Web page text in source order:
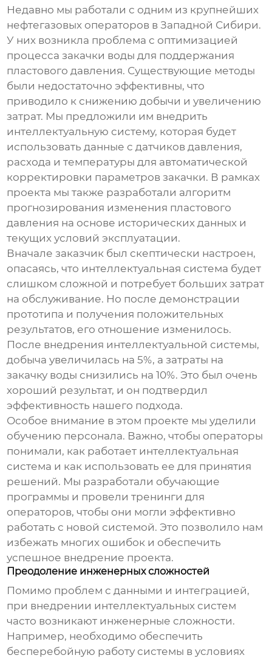
Недавно мы работали с одним из крупнейших
нефтегазовых операторов в Западной Сибири.
У них возникла проблема с оптимизацией
процесса закачки воды для поддержания
пластового давления. Существующие методы
были недостаточно эффективны, что
приводило к снижению добычи и увеличению
затрат. Мы предложили им внедрить
интеллектуальную систему, которая будет
использовать данные с датчиков давления,
расхода и температуры для автоматической
корректировки параметров закачки. В рамках
проекта мы также разработали алгоритм
прогнозирования изменения пластового
давления на основе исторических данных и
текущих условий эксплуатации.
Вначале заказчик был скептически настроен,
опасаясь, что интеллектуальная система будет
слишком сложной и потребует больших затрат
на обслуживание. Но после демонстрации
прототипа и получения положительных
результатов, его отношение изменилось.
После внедрения интеллектуальной системы,
добыча увеличилась на 5%, а затраты на
закачку воды снизились на 10%. Это был очень
хороший результат, и он подтвердил
эффективность нашего подхода.
Особое внимание в этом проекте мы уделили
обучению персонала. Важно, чтобы операторы
понимали, как работает интеллектуальная
система и как использовать ее для принятия
решений. Мы разработали обучающие
программы и провели тренинги для
операторов, чтобы они могли эффективно
работать с новой системой. Это позволило нам
избежать многих ошибок и обеспечить
успешное внедрение проекта.
Преодоление инженерных сложностей
Помимо проблем с данными и интеграцией,
при внедрении интеллектуальных систем
часто возникают инженерные сложности.
Например, необходимо обеспечить
бесперебойную работу системы в условиях